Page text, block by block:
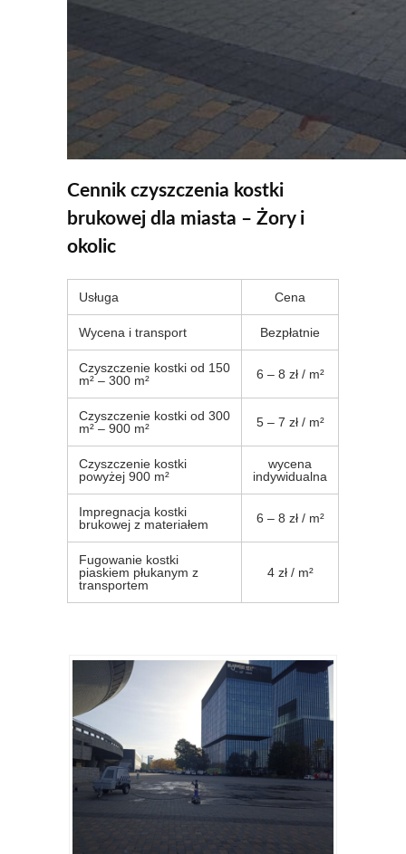
Cennik czyszczenia kostki
brukowej dla miasta – Żory i
okolic
Usługa Cena
Wycena i transport Bezpłatnie
Czyszczenie kostki od 150
m² – 300 m²
6 – 8 zł / m²
Czyszczenie kostki od 300
m² – 900 m²
5 – 7 zł / m²
Czyszczenie kostki
powyżej 900 m²
wycena
indywidualna
Impregnacja kostki
brukowej z materiałem
6 – 8 zł / m²
Fugowanie kostki
piaskiem płukanym z
transportem
4 zł / m²